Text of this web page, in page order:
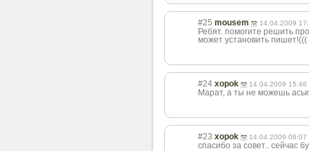
#25 mousem 14.04.2009
Ребят. помогите решить
может установить пишет!(((
#24 xopok 14.04.2009 15:46
Марат, а ты не можешь
#23 xopok 14.04.2009 08:07
спасибо за совет.. сейчас